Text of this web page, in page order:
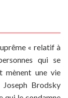
« relatif à
qui se
mènent une vie
Brodsky